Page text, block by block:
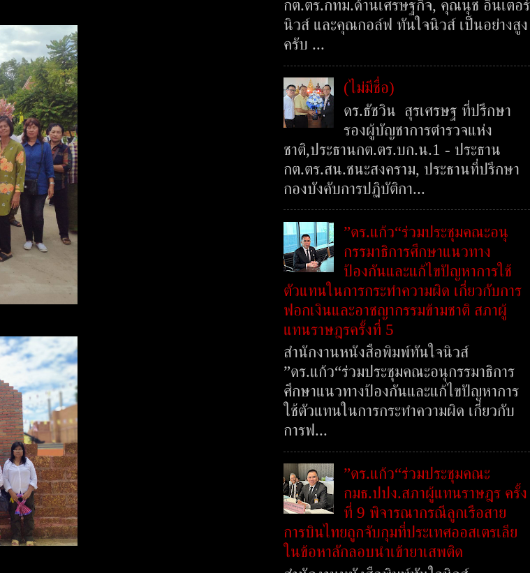
กต.ตร.กทม.ด้านเศรษฐกิจ, คุณนุช อินเตอร์
นิวส์ และคุณกอล์ฟ ทันใจนิวส์ เป็นอย่างสูง
ครับ ...
(ไม่มีชื่อ)
ดร.ธัชวิน สุรเศรษฐ ที่ปรึกษา
รองผู้บัญชาการตำรวจแห่ง
ชาติ,ประธานกต.ตร.บก.น.1 - ประธาน
กต.ตร.สน.ชนะสงคราม, ประธานที่ปรึกษา
กองบังคับการปฏิบัติกา...
”ดร.แก้ว“ร่วมประชุมคณะอนุ
กรรมาธิการศึกษาแนวทาง
ป้องกันและแก้ไขปัญหาการใช้
ตัวแทนในการกระทำความผิด เกี่ยวกับการ
ฟอกเงินและอาชญากรรมข้ามชาติ สภาผู้
แทนราษฎรครั้งที่ 5
สำนักงานหนังสือพิมพ์ทันใจนิวส์
”ดร.แก้ว“ร่วมประชุมคณะอนุกรรมาธิการ
ศึกษาแนวทางป้องกันและแก้ไขปัญหาการ
ใช้ตัวแทนในการกระทำความผิด เกี่ยวกับ
การฟ...
”ดร.แก้ว“ร่วมประชุมคณะ
กมธ.ปปง.สภาผู้แทนราษฎร ครั้ง
ที่ 9 พิจารณากรณีลูกเรือสาย
การบินไทยถูกจับกุมที่ประเทศออสเตรเลีย
ในข้อหาลักลอบนำเข้ายาเสพติด